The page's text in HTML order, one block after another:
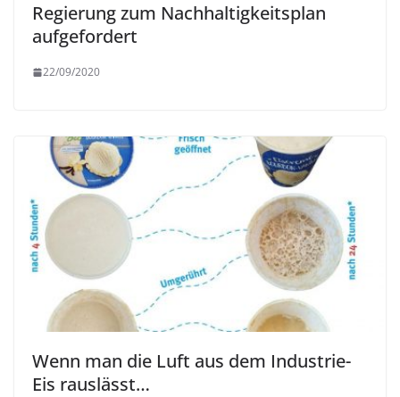
Regierung zum Nachhaltigkeitsplan
aufgefordert
22/09/2020
Wenn man die Luft aus dem Industrie-
Eis rauslässt…